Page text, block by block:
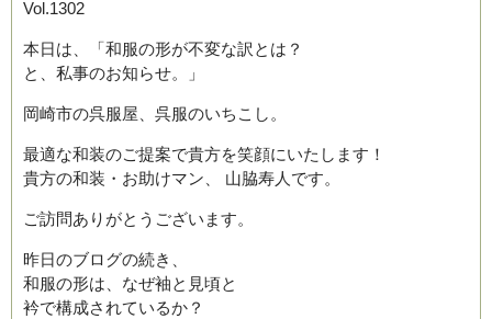
Vol.1302
本日は、「和服の形が不変な訳とは？
と、私事のお知らせ。」
岡崎市の呉服屋、呉服のいちこし。
最適な和装のご提案で貴方を笑顔にいたします！
貴方の和装・お助けマン、 山脇寿人です。
ご訪問ありがとうございます。
昨日のブログの続き、
和服の形は、なぜ袖と見頃と
衿で構成されているか？